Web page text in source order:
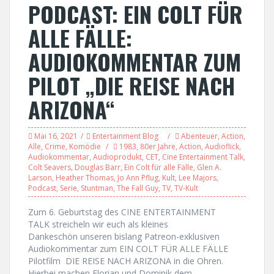
PODCAST: EIN COLT FÜR
ALLE FÄLLE:
AUDIOKOMMENTAR ZUM
PILOT „DIE REISE NACH
ARIZONA“
Mai 16, 2021 Entertainment Blog Abenteuer, Action,
Alle, Crime, Komödie 1983, 80er Jahre, Action, Audioflick,
Audiokommentar, Audioprodukt, CET, Cine Entertainment Talk,
Colt Seavers, Douglas Barr, Ein Colt für alle Fälle, Glen A.
Larson, Heather Thomas, Jo Ann Pflug, Kult, Lee Majors,
Podcast, Serie, Stuntman, The Fall Guy, TV, TV-Kult
Zum 6. Geburtstag des CINE ENTERTAINMENT
TALK streicheln wir euch als kleines
Dankeschön unseren bislang Patreon-exklusiven
Audiokommentar zum EIN COLT FÜR ALLE FÄLLE
Pilotfilm DIE REISE NACH ARIZONA in die Ohren.